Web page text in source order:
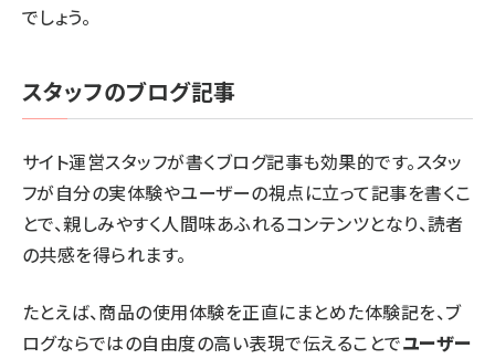
でしょう。
スタッフのブログ記事
サイト運営スタッフが書くブログ記事も効果的です。スタッ
フが自分の実体験やユーザーの視点に立って記事を書くこ
とで、親しみやすく人間味あふれるコンテンツとなり、読者
の共感を得られます。
たとえば、商品の使用体験を正直にまとめた体験記を、ブ
ログならではの自由度の高い表現で伝えることでユーザー